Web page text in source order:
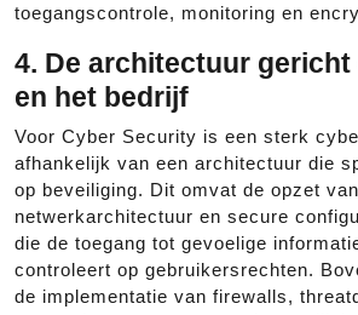
toegangscontrole, monitoring en
4. De architectuur
en het bedrijf
Voor Cyber Security is een sterk
afhankelijk van een architectuur die
op beveiliging. Dit omvat de opzet
netwerkarchitectuur en secure
die de toegang tot gevoelige
controleert op gebruikersrechten.
de implementatie van firewalls,